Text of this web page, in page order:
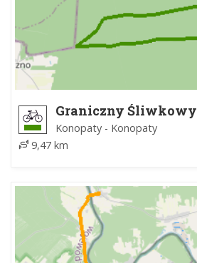
Graniczny Śliwkowy
Konopaty - Konopaty
9,47 km